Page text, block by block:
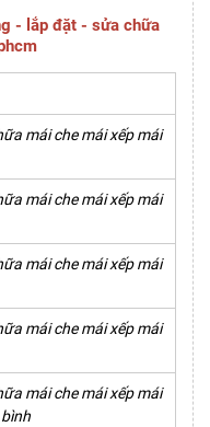
- lắp đặt - sửa chữa
mái che mái xếp mái
mái che mái xếp mái
mái che mái xếp mái
mái che mái xếp mái
mái che mái xếp mái